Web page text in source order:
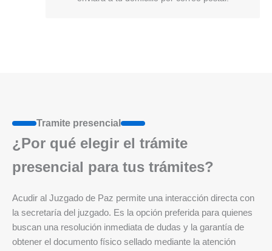
Tramite presencial
¿Por qué elegir el trámite
presencial para tus trámites?
Acudir al Juzgado de Paz permite una interacción directa con
la secretaría del juzgado. Es la opción preferida para quienes
buscan una resolución inmediata de dudas y la garantía de
obtener el documento físico sellado mediante la atención